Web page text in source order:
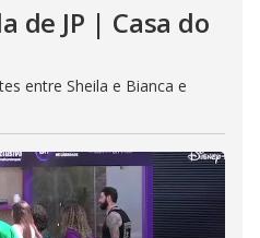
de JP | Casa do
entre Sheila e Bianca e